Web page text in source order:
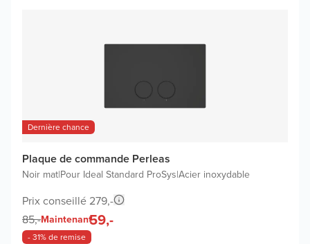
Dernière chance
Plaque de commande Perleas
Noir mat|Pour Ideal Standard ProSys|Acier inoxydable
Prix conseillé 279,-
85,-Maintenant59,-
- 31% de remise